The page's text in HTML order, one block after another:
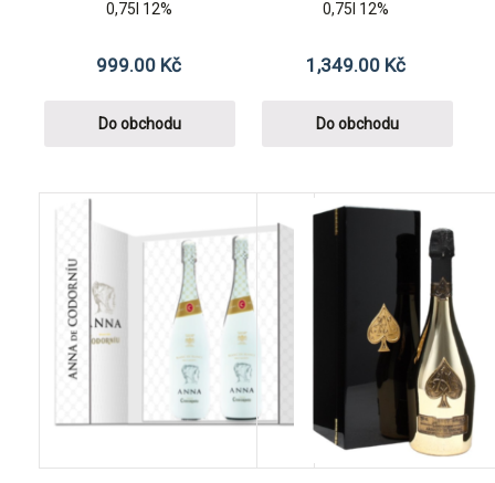
0,75l 12%
999.00 Kč
Do obchodu
0,75l 12%
1,349.00 Kč
Do obchodu